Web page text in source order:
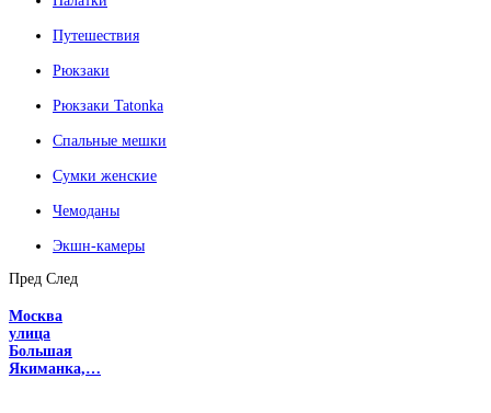
Путешествия
Рюкзаки
Рюкзаки Tatonka
Спальные мешки
Сумки женские
Чемоданы
Экшн-камеры
Пред След
Москва
улица
Большая
Якиманка,…